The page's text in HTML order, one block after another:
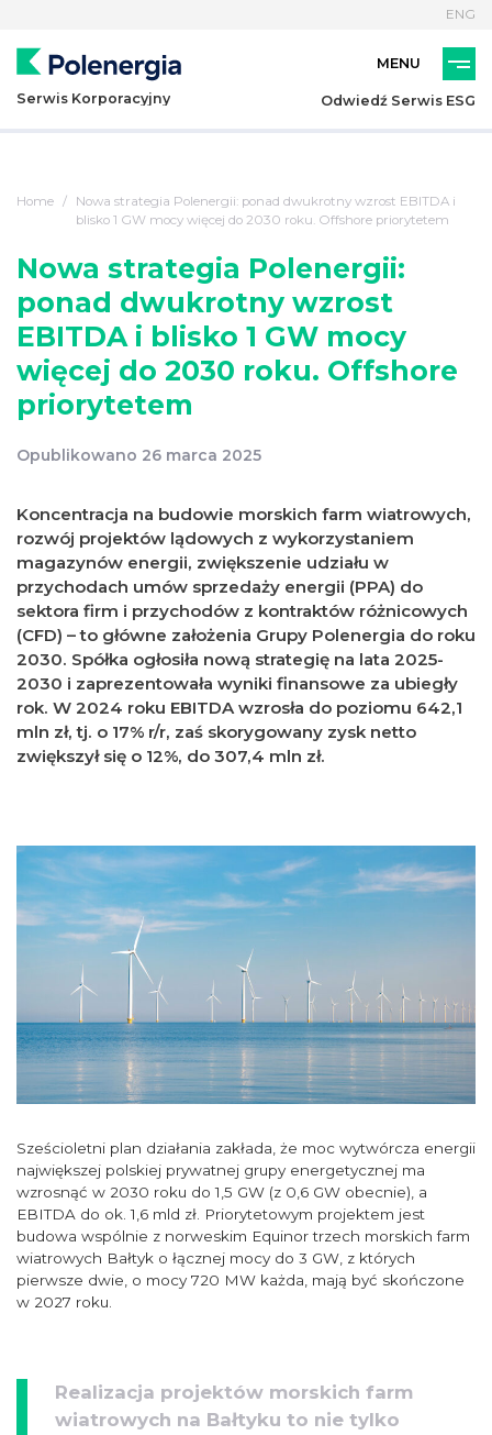
ENG
Serwis Korporacyjny Odwiedź Serwis ESG
Home
Nowa strategia Polenergii: ponad dwukrotny wzrost EBITDA i
blisko 1 GW mocy więcej do 2030 roku. Offshore priorytetem
Nowa strategia Polenergii:
ponad dwukrotny wzrost
EBITDA i blisko 1 GW mocy
więcej do 2030 roku. Offshore
priorytetem
Opublikowano 26 marca 2025
Koncentracja na budowie morskich farm wiatrowych,
rozwój projektów lądowych z wykorzystaniem
magazynów energii, zwiększenie udziału w
przychodach umów sprzedaży energii (PPA) do
sektora firm i przychodów z kontraktów różnicowych
(CFD) – to główne założenia Grupy Polenergia do roku
2030. Spółka ogłosiła nową strategię na lata 2025-
2030 i zaprezentowała wyniki finansowe za ubiegły
rok. W 2024 roku EBITDA wzrosła do poziomu 642,1
mln zł, tj. o 17% r/r, zaś skorygowany zysk netto
zwiększył się o 12%, do 307,4 mln zł.
Sześcioletni plan działania zakłada, że moc wytwórcza energii
największej polskiej prywatnej grupy energetycznej ma
wzrosnąć w 2030 roku do 1,5 GW (z 0,6 GW obecnie), a
EBITDA do ok. 1,6 mld zł. Priorytetowym projektem jest
budowa wspólnie z norweskim Equinor trzech morskich farm
wiatrowych Bałtyk o łącznej mocy do 3 GW, z których
pierwsze dwie, o mocy 720 MW każda, mają być skończone
w 2027 roku.
Realizacja projektów morskich farm
wiatrowych na Bałtyku to nie tylko